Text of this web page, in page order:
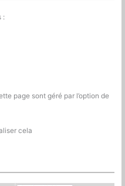
:
page sont géré par l’option de
cela